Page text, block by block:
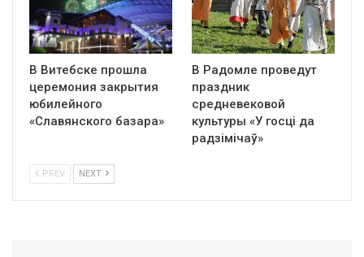
В Витебске прошла
церемония закрытия
юбилейного
«Славянского базара»
В Радомле проведут
праздник
средневековой
культуры «У госці да
радзімічаў»
PREV NEXT